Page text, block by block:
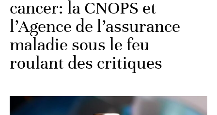
cancer: la CNOPS et
l’Agence de l’assurance
maladie sous le feu
roulant des critiques